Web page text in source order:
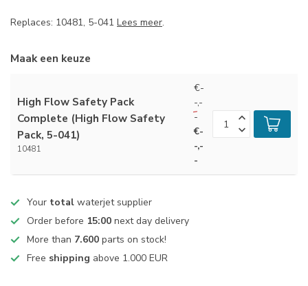
Replaces: 10481, 5-041 Lees meer.
Maak een keuze
High Flow Safety Pack
Complete (High Flow Safety
Pack, 5-041)
10481
€-
-,-
-
€-
-,-
-
Your total waterjet supplier
Order before 15:00 next day delivery
More than 7.600 parts on stock!
Free shipping above 1.000 EUR